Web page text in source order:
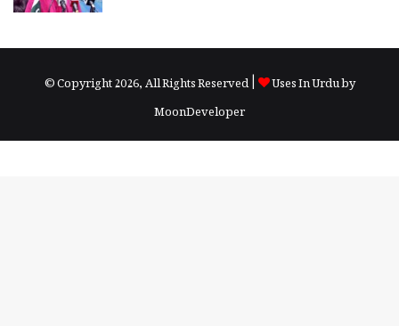
© Copyright 2026, All Rights Reserved |
Uses In Urdu by
MoonDeveloper